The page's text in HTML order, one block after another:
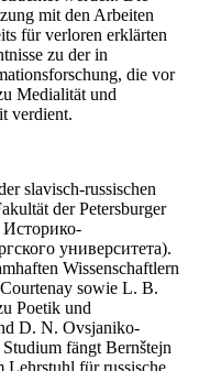
mit den Arbeiten
für verloren erklärten
zu der in
die vor
Medialität und
verdient.
slavisch-russischen
der Petersburger
Историко-
университета).
Wissenschaftlern
sowie L. B.
Poetik und
D. N. Ovsjaniko-
fängt Bernštejn
Lehrstuhl für russische